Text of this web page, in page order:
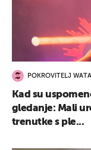
POKROVITELJ WATA
Kad su
gledanje: Mali
trenutke s ple...